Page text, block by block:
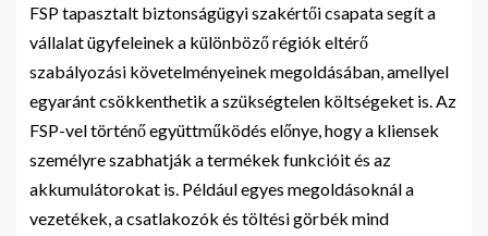
FSP tapasztalt biztonságügyi szakértői csapata segít a
vállalat ügyfeleinek a különböző régiók eltérő
szabályozási követelményeinek megoldásában, amellyel
egyaránt csökkenthetik a szükségtelen költségeket is. Az
FSP-vel történő együttműködés előnye, hogy a kliensek
személyre szabhatják a termékek funkcióit és az
akkumulátorokat is. Például egyes megoldásoknál a
vezetékek, a csatlakozók és töltési görbék mind